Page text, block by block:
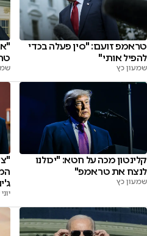
טראמפ זועם: "סין פעלה בכדי
להפיל אותי"
שמעון כץ
קלינטון מכה על חטא: "יכולנו
לנצח את טראמפ"
שמעון כץ